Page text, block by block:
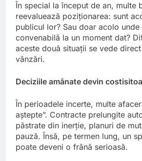
În special la început de an, multe
reevaluează poziționarea: sunt
publicul lor? Sau doar acolo
convenabilă la un moment dat?
aceste două situații se vede
vânzări.
Deciziile amânate devin
În perioadele incerte, multe
aștepte”. Contracte prelungite
păstrate din inerție, planuri de
pauză. Însă, pe termen lung, un
poate deveni o frână serioasă.